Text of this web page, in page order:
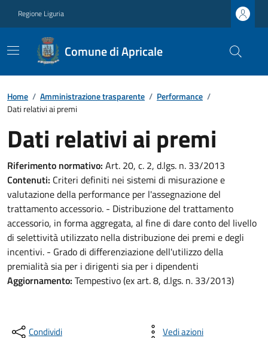
Regione Liguria
Comune di Apricale
Home / Amministrazione trasparente / Performance /
Dati relativi ai premi
Dati relativi ai premi
Riferimento normativo: Art. 20, c. 2, d.lgs. n. 33/2013
Contenuti: Criteri definiti nei sistemi di misurazione e
valutazione della performance per l'assegnazione del
trattamento accessorio. - Distribuzione del trattamento
accessorio, in forma aggregata, al fine di dare conto del livello
di selettività utilizzato nella distribuzione dei premi e degli
incentivi. - Grado di differenziazione dell'utilizzo della
premialità sia per i dirigenti sia per i dipendenti
Aggiornamento: Tempestivo (ex art. 8, d.lgs. n. 33/2013)
Condividi Vedi azioni